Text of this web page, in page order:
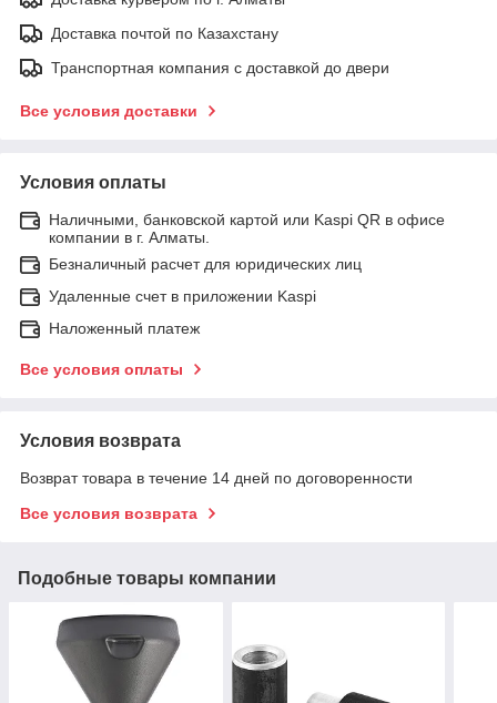
Доставка почтой по Казахстану
Транспортная компания с доставкой до двери
Все условия доставки
Условия оплаты
Наличными, банковской картой или Kaspi QR в офисе
компании в г. Алматы.
Безналичный расчет для юридических лиц
Удаленные счет в приложении Kaspi
Наложенный платеж
Все условия оплаты
Условия возврата
Возврат товара в течение 14 дней по договоренности
Все условия возврата
Подобные товары компании